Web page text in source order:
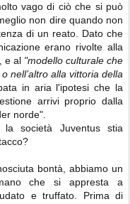
vago di ciò che si può
non dire quando non
di un reato. Dato che
erano rivolte alla
, e al "modello culturale che
nell’altro alla vittoria della
in aria l'ipotesi che la
arrivi proprio dalla
norde".
società Juventus stia
bontà, abbiamo un
che si appresta a
e truffato. Prima di